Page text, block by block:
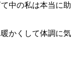
中の私は本当に助
かくして体調に気